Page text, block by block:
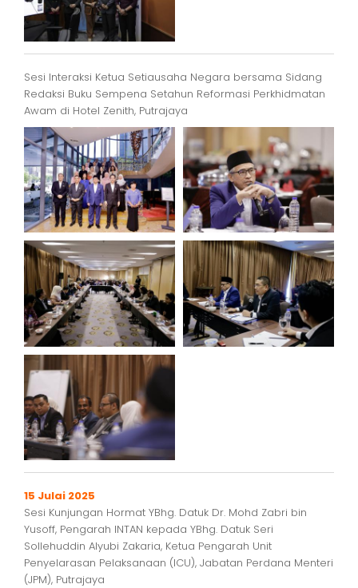
Sesi Interaksi Ketua Setiausaha Negara bersama Sidang
Redaksi Buku Sempena Setahun Reformasi Perkhidmatan
Awam di Hotel Zenith, Putrajaya
15 Julai 2025
Sesi Kunjungan Hormat YBhg. Datuk Dr. Mohd Zabri bin
Yusoff, Pengarah INTAN kepada YBhg. Datuk Seri
Sollehuddin Alyubi Zakaria, Ketua Pengarah Unit
Penyelarasan Pelaksanaan (ICU), Jabatan Perdana Menteri
(JPM), Putrajaya